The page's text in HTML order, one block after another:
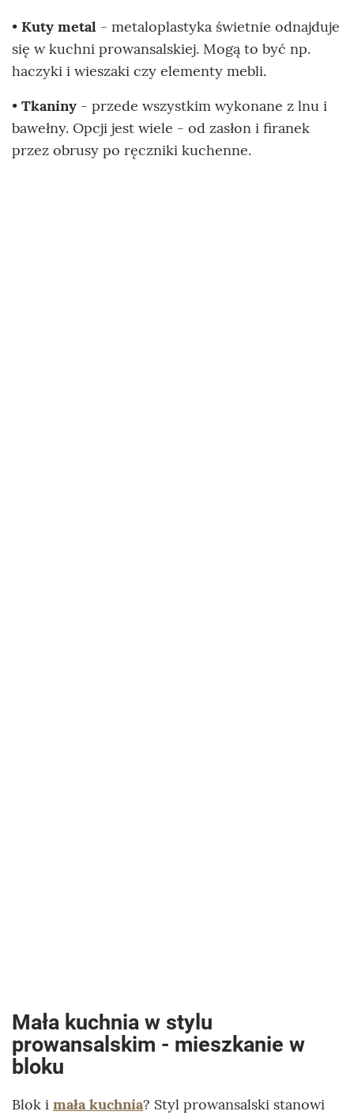
• Kuty metal - metaloplastyka świetnie odnajduje
się w kuchni prowansalskiej. Mogą to być np.
haczyki i wieszaki czy elementy mebli.
• Tkaniny - przede wszystkim wykonane z lnu i
bawełny. Opcji jest wiele - od zasłon i firanek
przez obrusy po ręczniki kuchenne.
Mała kuchnia w stylu
prowansalskim - mieszkanie w
bloku
Blok i mała kuchnia? Styl prowansalski stanowi